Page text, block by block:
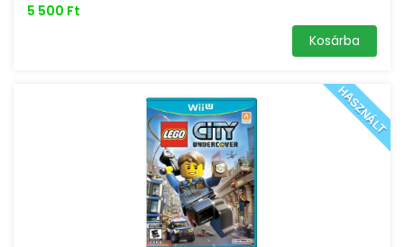
5 500 Ft
Kosárba
HASZNÁLT